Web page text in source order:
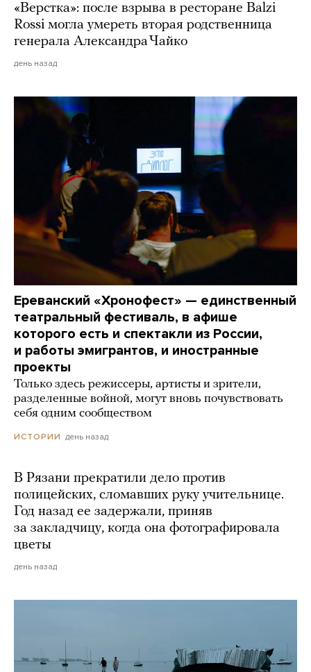
«Верстка»: после взрыва в ресторане Balzi
Rossi могла умереть вторая родственница
генерала Александра Чайко
день назад
Ереванский «Хронофест» — единственный
театральный фестиваль, в афише
которого есть и спектакли из России,
и работы эмигрантов, и иностранные
проекты
Только здесь режиссеры, артисты и зрители,
разделенные войной, могут вновь почувствовать
себя одним сообществом
ИСТОРИИ день назад
В Рязани прекратили дело против
полицейских, сломавших руку учительнице.
Год назад ее задержали, приняв
за закладчицу, когда она фотографировала
цветы
день назад